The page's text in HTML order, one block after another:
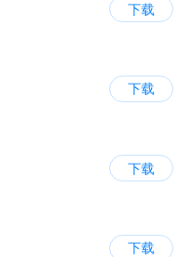
下载
下载
下载
下载